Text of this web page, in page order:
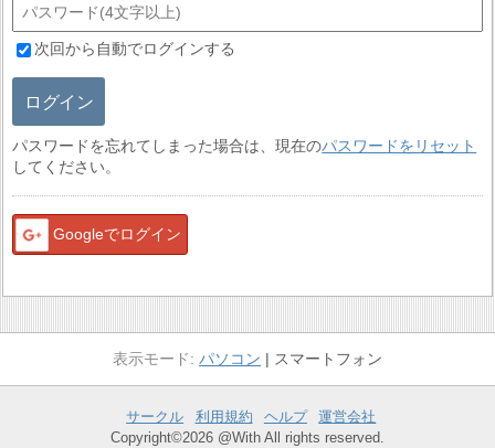
次回から自動でログインする
ログイン
パスワードを忘れてしまった場合は、現在のパスワードをリセット
してください。
Googleでログイン
パソコン スマートフォン
サークル 利用規約 ヘルプ
運営会社
Copyright©2026 @With All rights reserved.